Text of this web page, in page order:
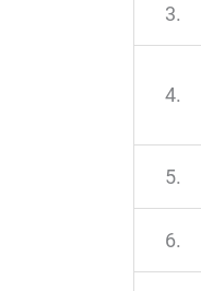
3.
4.
5.
6.